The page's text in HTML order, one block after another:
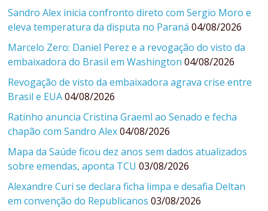
Sandro Alex inicia confronto direto com Sergio Moro e
eleva temperatura da disputa no Paraná 04/08/2026
Marcelo Zero: Daniel Perez e a revogação do visto da
embaixadora do Brasil em Washington 04/08/2026
Revogação de visto da embaixadora agrava crise entre
Brasil e EUA 04/08/2026
Ratinho anuncia Cristina Graeml ao Senado e fecha
chapão com Sandro Alex 04/08/2026
Mapa da Saúde ficou dez anos sem dados atualizados
sobre emendas, aponta TCU 03/08/2026
Alexandre Curi se declara ficha limpa e desafia Deltan
em convenção do Republicanos 03/08/2026